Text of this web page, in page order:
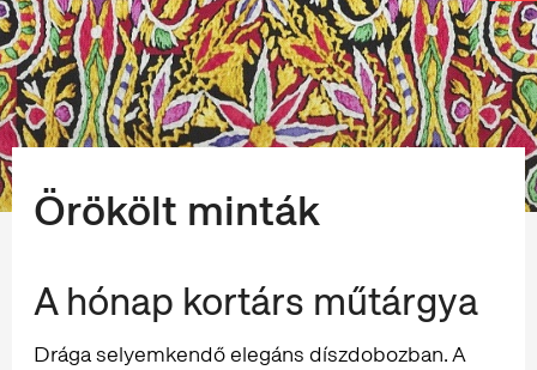
Örökölt minták
A hónap kortárs műtárgya
Drága selyemkendő elegáns díszdobozban. A